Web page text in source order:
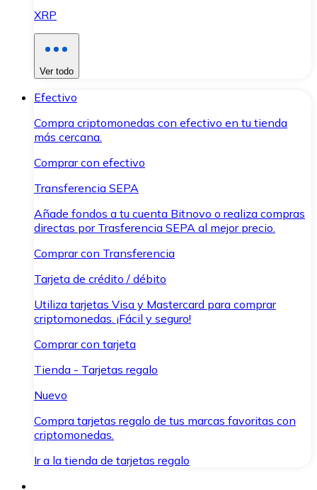
XRP
Ver todo
Efectivo
Compra criptomonedas con efectivo en tu tienda
más cercana.
Comprar con efectivo
Transferencia SEPA
Añade fondos a tu cuenta Bitnovo o realiza compras
directas por Trasferencia SEPA al mejor precio.
Comprar con Transferencia
Tarjeta de crédito / débito
Utiliza tarjetas Visa y Mastercard para comprar
criptomonedas. ¡Fácil y seguro!
Comprar con tarjeta
Tienda - Tarjetas regalo
Nuevo
Compra tarjetas regalo de tus marcas favoritas con
criptomonedas.
Ir a la tienda de tarjetas regalo